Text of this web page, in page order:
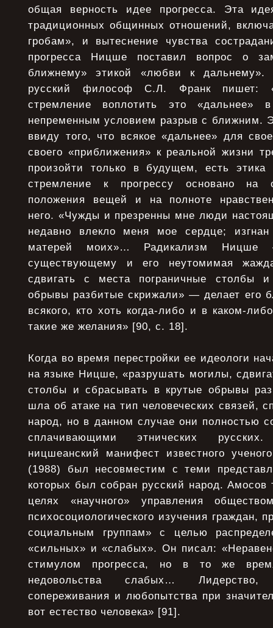
общая верность идее прогресса. Эта
традиционных общинных отношений,
гробам», и вытеснение чувства
прогресса Ницше поставил вопрос о
ближнему» этикой «любви к дальнему».
русский философ С.Л. Франк пишет:
стремление воплотить это
непременным условием разрыв с ближним.
ввиду того, что всякое «дальнее» для
своего «приближения» к реальной жизни
произойти только в будущем, есть этика
стремление к прогрессу основано на
положения вещей и на полноте
него. «Чужды и презренны мне люди
недавно влекло меня мое сердце;
матерей моих»… Радикализм
существующему и его неутомимая
сдвигать с места пограничные столбы
обрывы разбитые скрижали» — делает его
всякого, кто хоть когда-либо и в каком-
такие же желания» [90, с. 18].
Когда во время перестройки ее идеологи
на языке Ницше, «разрушать могилы,
столбы и сбрасывать в крутые обрывы
шла об атаке на тип человеческих связей,
народ, но в данном случае они полностью
сплачивающими этнических
ницшеанский манифест известного
(1988) был несовместим с теми
которых был собран русский народ. Амосов
целях «научного» управления
психосоциологического изучения граждан,
социальным группам» с целью
«сильных» и «слабых». Он писал:
стимулом прогресса, но в то же
недовольства слабых… Лидерство,
сопереживания и любопытства при
вот естество человека» [91].